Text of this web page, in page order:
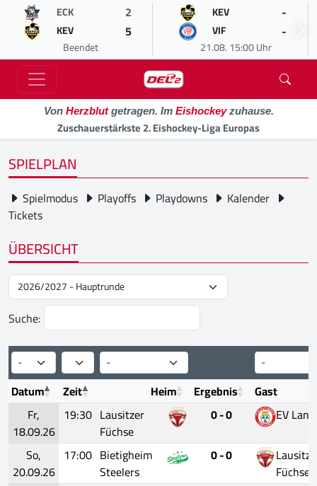
ECK 2
KEV 5
Beendet
KEV -
VIF -
21.08. 15:00 Uhr
Von Herzblutgetragen. Im Eishockeyzuhause.
Zuschauerstärkste 2. Eishockey-Liga Europas
SPIELPLAN
Spielmodus Playoffs Playdowns
Kalender
Tickets
ÜBERSICHT
Suche:
Datum Zeit Heim Ergebnis
Gast
Fr,
18.09.26
19:30 Lausitzer
Füchse
0 - 0
EV
So,
20.09.26
17:00 Bietigheim
Steelers
0 - 0
Füchse